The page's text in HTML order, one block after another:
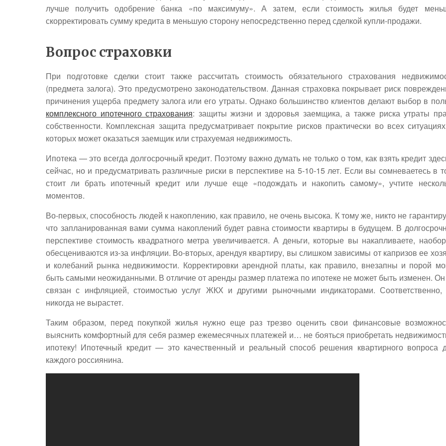
лучше получить одобрение банка «по максимуму». А затем, если стоимость жилья будет
скорректировать сумму кредита в меньшую сторону непосредственно перед сделкой купли-продажи.
Вопрос страховки
При подготовке сделки стоит также рассчитать стоимость обязательного страхования
(предмета залога). Это предусмотрено законодательством. Данная страховка покрывает риск
причинения ущерба предмету залога или его утраты. Однако большинство клиентов делают выбор в
комплексного ипотечного страхования: защиты жизни и здоровья заемщика, а также риска утраты
собственности. Комплексная защита предусматривает покрытие рисков практически во всех
которых может оказаться заемщик или страхуемая недвижимость.
Ипотека — это всегда долгосрочный кредит. Поэтому важно думать не только о том, как взять кредит
сейчас, но и предусматривать различные риски в перспективе на 5-10-15 лет. Если вы сомневаетесь в
стоит ли брать ипотечный кредит или лучше еще «подождать и накопить самому», учтите
моментов.
Во-первых, способность людей к накоплению, как правило, не очень высока. К тому же, никто не
что запланированная вами сумма накоплений будет равна стоимости квартиры в будущем. В
перспективе стоимость квадратного метра увеличивается. А деньги, которые вы накапливаете,
обесцениваются из-за инфляции. Во-вторых, арендуя квартиру, вы слишком зависимы от капризов ее
и колебаний рынка недвижимости. Корректировки арендной платы, как правило, внезапны и порой
быть самыми неожиданными. В отличие от аренды размер платежа по ипотеке не может быть изменен.
связан с инфляцией, стоимостью услуг ЖКХ и другими рыночными индикаторами. Соответственно,
никогда не вырастет.
Таким образом, перед покупкой жилья нужно еще раз трезво оценить свои финансовые
выяснить комфортный для себя размер ежемесячных платежей и… не бояться приобретать
ипотеку! Ипотечный кредит — это качественный и реальный способ решения квартирного вопроса
каждого россиянина.